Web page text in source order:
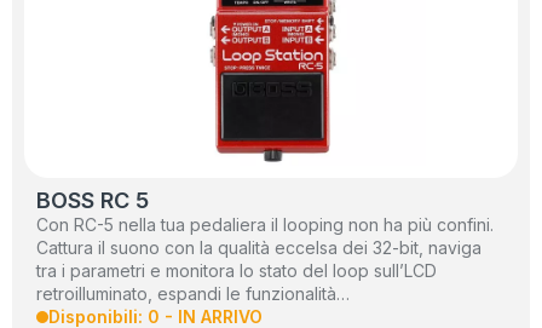
BOSS RC 5
Con RC-5 nella tua pedaliera il looping non ha più confini.
Cattura il suono con la qualità eccelsa dei 32-bit, naviga
tra i parametri e monitora lo stato del loop sull’LCD
retroilluminato, espandi le funzionalità…
Disponibili: 0 - IN ARRIVO